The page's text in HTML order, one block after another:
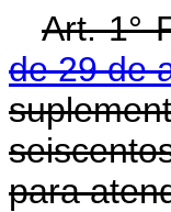
Art. 1°
de 29 de
para